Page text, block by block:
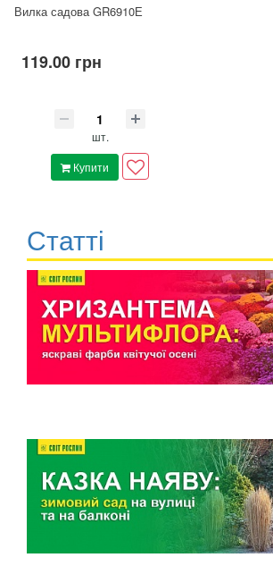
Вилка садова GR6910Е
119.00 грн
шт.
Купити
Статті